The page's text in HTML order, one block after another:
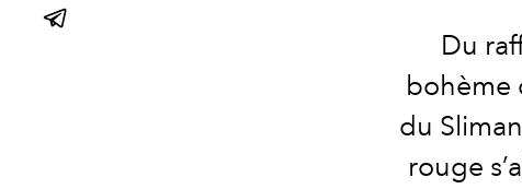
Du
bohème
du
rouge